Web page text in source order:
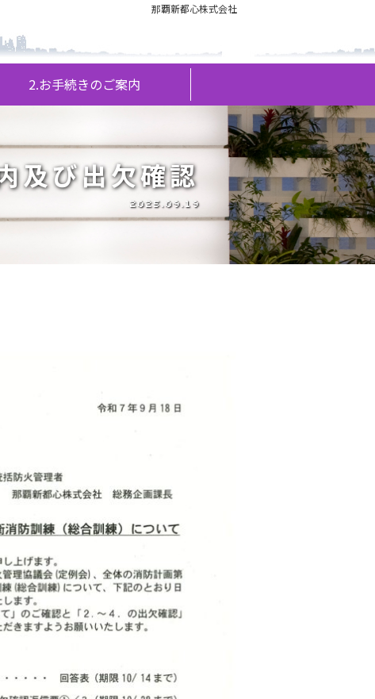
那覇新都心株式会社
2.お手続きのご案内
及び出欠確認
2025.09.19